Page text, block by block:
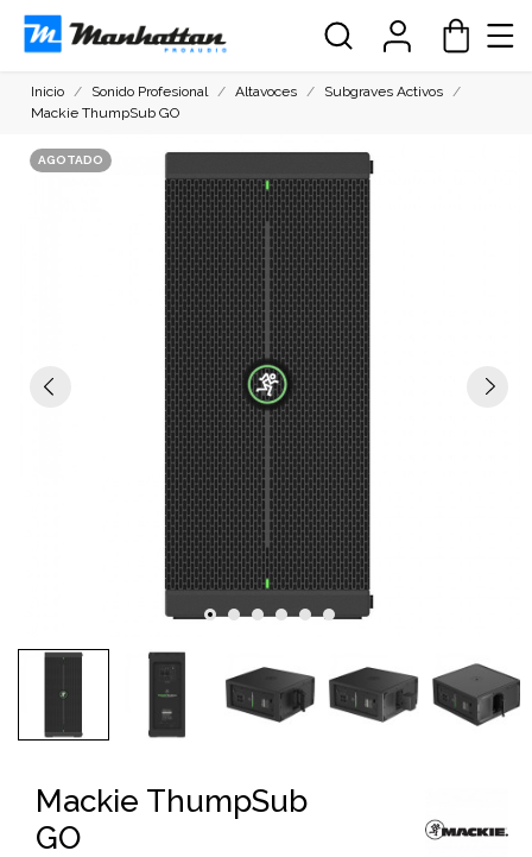
Inicio Sonido Profesional Altavoces
Subgraves Activos
Mackie ThumpSub GO
AGOTADO
Mackie ThumpSub
GO